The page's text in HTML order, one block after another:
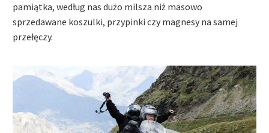
pamiątka, według nas dużo milsza niż masowo
sprzedawane koszulki, przypinki czy magnesy na samej
przełęczy.